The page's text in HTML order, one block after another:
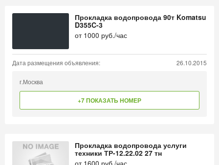
Прокладка водопровода 90т Komatsu
D355C-3
от 1000 руб./час
Дата размещения объявления: 26.10.2015
г.Москва
+7 ПОКАЗАТЬ НОМЕР
Прокладка водопровода услуги
техники ТР-12.22.02 27 тн
от 1600 руб./час